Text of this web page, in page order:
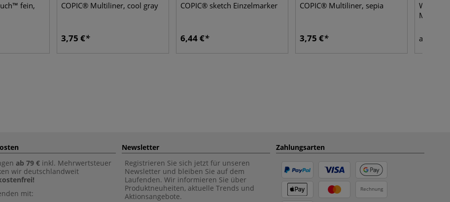
fein,
COPIC® Multiliner, cool gray
3,75 €
COPIC® sketch Einzelmarker
6,44 €
COPIC® Multiliner, sepia
3,75 € ab
ab 79 € inkl. Mehrwertsteuer
wir deutschlandweit
mit:
Newsletter
Registrieren Sie sich jetzt für unseren
Newsletter und bleiben Sie auf dem
Laufenden. Wir informieren Sie über
Produktneuheiten, aktuelle Trends und
Aktionsangebote.
Zahlungsarten
Rechnung